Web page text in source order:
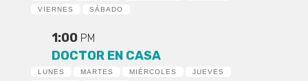
VIERNES
SÁBADO
1:00 PM
DOCTOR EN CASA
LUNES MARTES MIÉRCOLES
JUEVES